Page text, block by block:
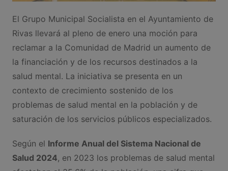
El Grupo Municipal Socialista en el Ayuntamiento de
Rivas llevará al pleno de enero una moción para
reclamar a la Comunidad de Madrid un aumento de
la financiación y de los recursos destinados a la
salud mental. La iniciativa se presenta en un
contexto de crecimiento sostenido de los
problemas de salud mental en la población y de
saturación de los servicios públicos especializados.
Según el Informe Anual del Sistema Nacional de
Salud 2024, en 2023 los problemas de salud mental